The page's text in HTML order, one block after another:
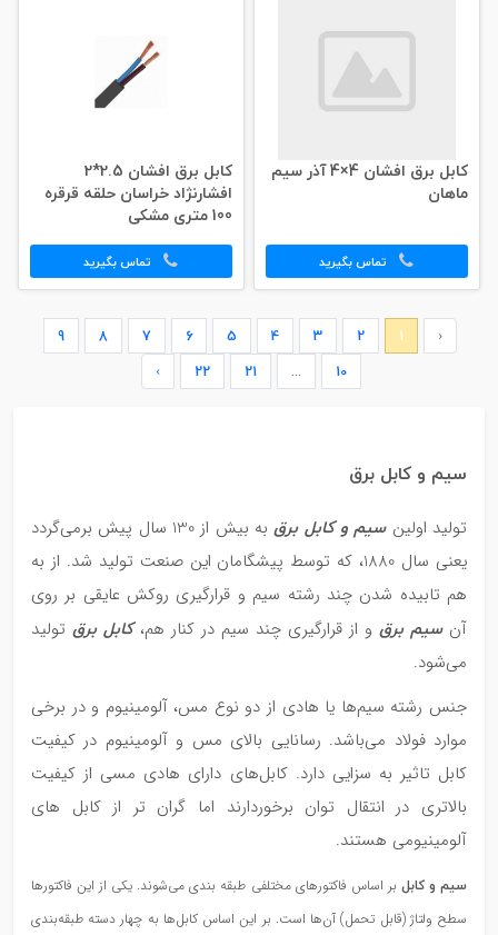
کابل برق افشان 4×4 آذر سیم
ماهان
تماس بگیرید
کابل برق افشان 2.5*2
افشارنژاد خراسان حلقه قرقره
100 متری مشکی
تماس بگیرید
‹
1
2
3
4
5
6
7
8
9
10
...
21
22
›
سیم و کابل برق
تولید اولینسیم و کابل برق
به بیش از 130 سال پیش برمی‌گردد
یعنی سال 1880، که توسط پیشگامان این صنعت تولید شد. از به
هم تابیده شدن چند رشته سیم و قرارگیری روکش عایقی بر روی
آنسیم برق و از قرارگیری چند سیم در کنار هم،کابل برق تولید
می‌شود.
جنس رشته سیم‌ها یا هادی از دو نوع مس، آلومینیوم و در برخی
موارد فولاد می‌باشد. رسانایی بالای مس و آلومینیوم در کیفیت
کابل تاثیر به سزایی دارد. کابل‌های دارای هادی مسی از کیفیت
بالاتری در انتقال توان برخوردارند اما گران تر از کابل های
آلومینیومی هستند.
سیم و کابل بر اساس فاکتورهای مختلفی طبقه بندی می‌شوند. یکی از این فاکتورها
سطح ولتاژ (قابل تحمل) آن‌ها است. بر این اساس کابل‌ها به چهار دسته طبقه‌بندی